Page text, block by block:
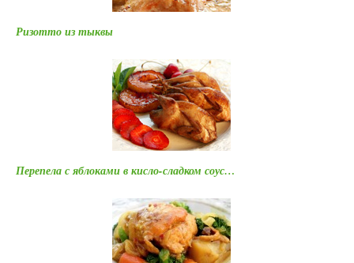
Ризотто из тыквы
Перепела с яблоками в кисло-сладком соус…